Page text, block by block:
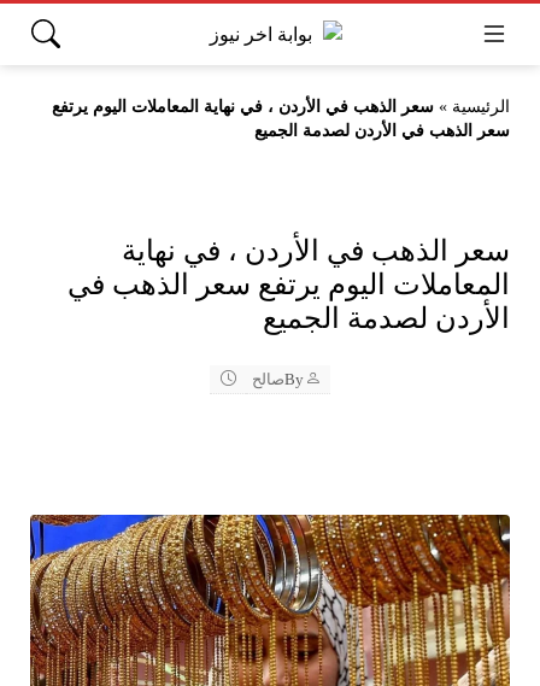
الرئيسية » سعر الذهب في الأردن ، في نهاية المعاملات اليوم يرتفع
سعر الذهب في الأردن لصدمة الجميع
سعر الذهب في الأردن ، في نهاية
المعاملات اليوم يرتفع سعر الذهب في
الأردن لصدمة الجميع
Byصالح